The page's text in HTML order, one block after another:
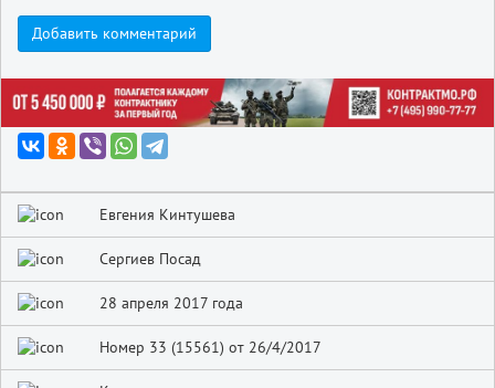
Добавить комментарий
Евгения Кинтушева
Сергиев Посад
28 апреля 2017 года
Номер 33 (15561) от 26/4/2017